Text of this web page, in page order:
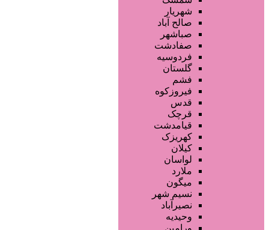
شهریار
صالح آباد
صباشهر
صفادشت
فردوسیه
گلستان
فشم
فیروزکوه
قدس
قرچک
قیامدشت
کهریزک
کیلان
لواسان
ملارد
میگون
نسیم شهر
نصیرآباد
وحیدیه
صفحه اصلی
آگهی انبوه
طراحی سایت
صفحه اختصاصی
لیست سایتهای تبلیغاتی